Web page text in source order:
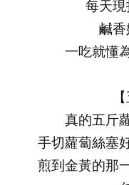
每天現
鹹香
一吃就懂
真的五斤
手切蘿蔔絲塞
煎到金黃的那